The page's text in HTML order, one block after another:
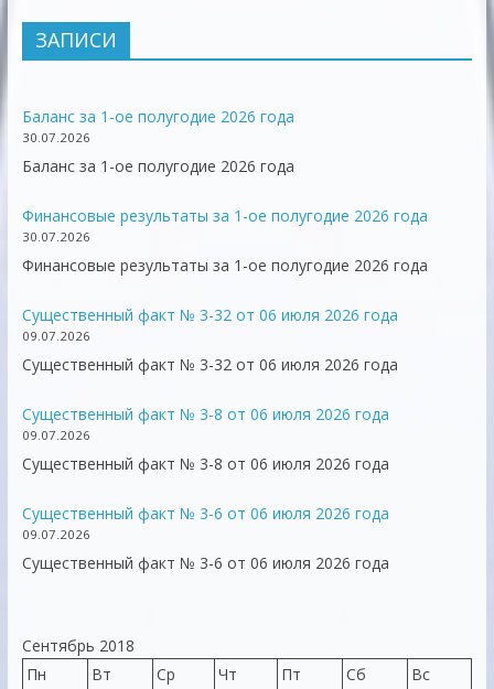
ЗАПИСИ
Баланс за 1-ое полугодие 2026 года
30.07.2026
Баланс за 1-ое полугодие 2026 года
Финансовые результаты за 1-ое полугодие 2026 года
30.07.2026
Финансовые результаты за 1-ое полугодие 2026 года
Существенный факт № 3-32 от 06 июля 2026 года
09.07.2026
Существенный факт № 3-32 от 06 июля 2026 года
Существенный факт № 3-8 от 06 июля 2026 года
09.07.2026
Существенный факт № 3-8 от 06 июля 2026 года
Существенный факт № 3-6 от 06 июля 2026 года
09.07.2026
Существенный факт № 3-6 от 06 июля 2026 года
Сентябрь 2018
Пн
Вт Ср Чт Пт Сб Вс